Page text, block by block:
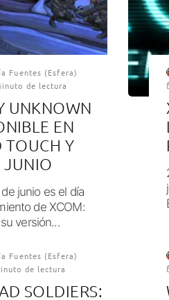
Fuentes (Esfera)
de lectura
UNKNOWN
EN
TOUCH Y
JUNIO
junio es el día
de XCOM:
versión...
Fuentes (Esfera)
de lectura
SOLDIERS: